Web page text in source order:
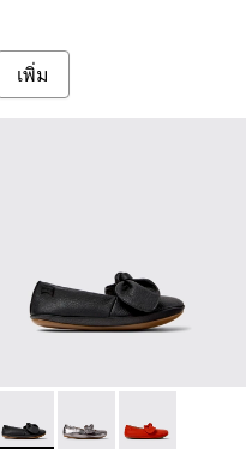
เพิ่ม
Right Nina - K800434-022
Right Nina -Right Nina -